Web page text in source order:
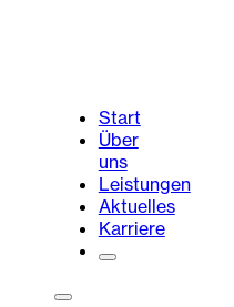
Start
Über
uns
Leistungen
Aktuelles
Karriere
Lukas Urbaum 3.
Das
Wenn das
aufgehoben wird
der